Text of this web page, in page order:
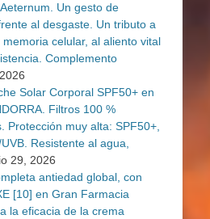
Un gesto de
al desgaste. Un tributo a
celular, al aliento vital
Complemento
Solar Corporal SPF50+ en
Filtros 100 %
Protección muy alta: SPF50+,
Resistente al agua,
29, 2026
antiedad global, con
[10] en Gran Farmacia
la eficacia de la crema